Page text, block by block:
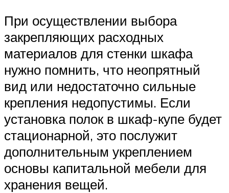
При осуществлении выбора
закрепляющих расходных
материалов для стенки шкафа
нужно помнить, что неопрятный
вид или недостаточно сильные
крепления недопустимы. Если
установка полок в шкаф-купе будет
стационарной, это послужит
дополнительным укреплением
основы капитальной мебели для
хранения вещей.